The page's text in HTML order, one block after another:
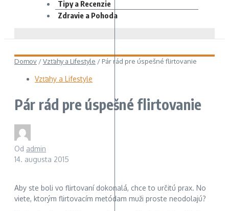
Tipy a Recenzie
Zdravie a Pohoda
Domov /Vzťahy a Lifestyle / Pár rád pre úspešné flirtovanie
Vzťahy a Lifestyle
Pár rád pre úspešné flirtovanie
Od admin
14. augusta 2015
Aby ste boli vo flirtovaní dokonalá, chce to určitú prax. No
viete, ktorým flirtovacím metódam muži proste neodolajú?